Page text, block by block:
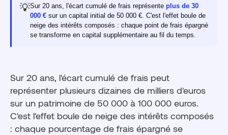
💡Sur 20 ans, l'écart cumulé de frais représente plus de 30
000 € sur un capital initial de 50 000 €. C'est l'effet boule de
neige des intérêts composés : chaque point de frais épargné
se transforme en capital supplémentaire au fil du temps.
Sur 20 ans, l'écart cumulé de frais peut
représenter plusieurs dizaines de milliers d'euros
sur un patrimoine de 50 000 à 100 000 euros.
C'est l'effet boule de neige des intérêts composés
: chaque pourcentage de frais épargné se